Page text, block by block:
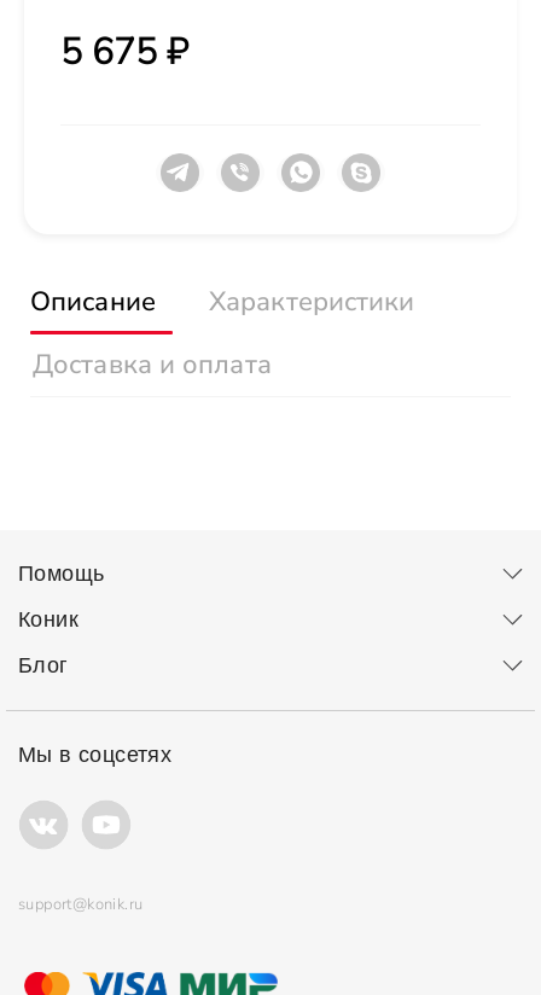
5 675 ₽
Описание
Характеристики
Доставка и оплата
Помощь
Коник
Блог
Мы в соцсетях
support@konik.ru